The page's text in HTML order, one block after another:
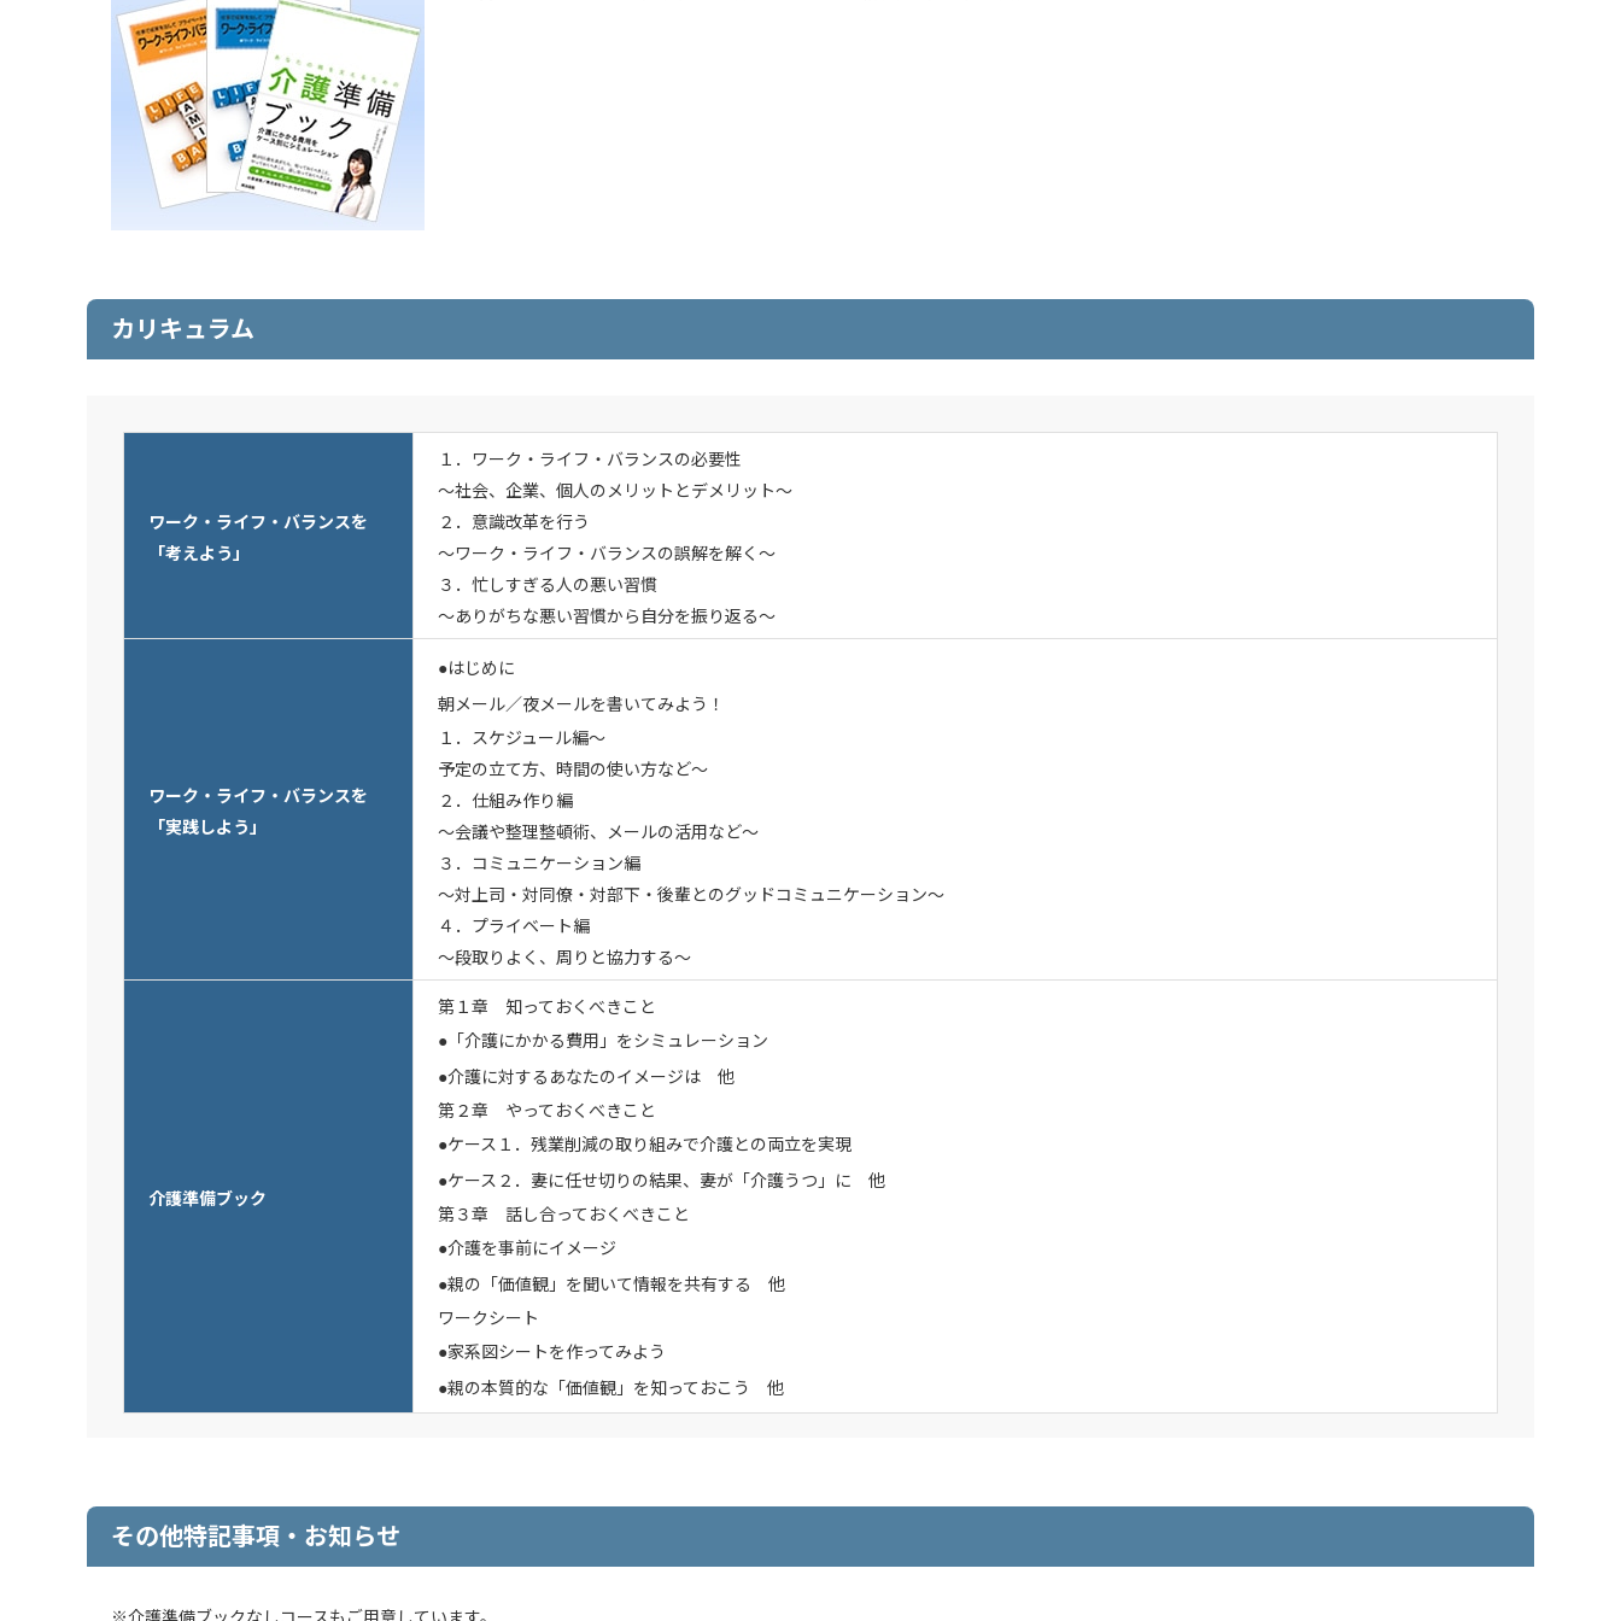
カリキュラム
ワーク・ライフ・バランスを
「考えよう」
１．ワーク・ライフ・バランスの必要性
～社会、企業、個人のメリットとデメリット～
２．意識改革を行う
～ワーク・ライフ・バランスの誤解を解く～
３．忙しすぎる人の悪い習慣
～ありがちな悪い習慣から自分を振り返る～
ワーク・ライフ・バランスを
「実践しよう」
●はじめに
朝メール／夜メールを書いてみよう！
１．スケジュール編～
予定の立て方、時間の使い方など～
２．仕組み作り編
～会議や整理整頓術、メールの活用など～
３．コミュニケーション編
～対上司・対同僚・対部下・後輩とのグッドコミュニケーション～
４．プライベート編
～段取りよく、周りと協力する～
介護準備ブック
第１章 知っておくべきこと
●「介護にかかる費用」をシミュレーション
●介護に対するあなたのイメージは 他
第２章 やっておくべきこと
●ケース１．残業削減の取り組みで介護との両立を実現
●ケース２．妻に任せ切りの結果、妻が「介護うつ」に 他
第３章 話し合っておくべきこと
●介護を事前にイメージ
●親の「価値観」を聞いて情報を共有する 他
ワークシート
●家系図シートを作ってみよう
●親の本質的な「価値観」を知っておこう 他
その他特記事項・お知らせ